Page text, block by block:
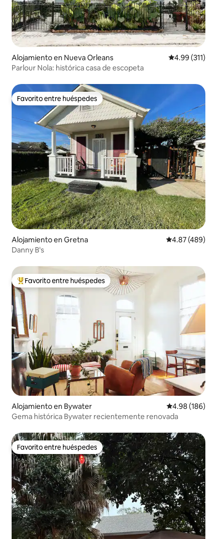
Alojamiento en Nueva Orleans Calificación
4.99 (311)
Parlour Nola: histórica casa de escopeta
Favorito entre huéspedes
Favorito entre huéspedes
Alojamiento en Gretna Calificación
4.87 (489)
Danny B's
Favorito entre huéspedes preferido
Favorito entre huéspedes
Alojamiento en Bywater Calificación
4.98 (186)
Gema histórica Bywater recientemente renovada
Favorito entre huéspedes
Favorito entre huéspedes